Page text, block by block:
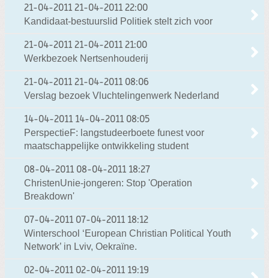
21-04-2011 21-04-2011 22:00
Kandidaat-bestuurslid Politiek stelt zich voor
21-04-2011 21-04-2011 21:00
Werkbezoek Nertsenhouderij
21-04-2011 21-04-2011 08:06
Verslag bezoek Vluchtelingenwerk Nederland
14-04-2011 14-04-2011 08:05
PerspectieF: langstudeerboete funest voor
maatschappelijke ontwikkeling student
08-04-2011 08-04-2011 18:27
ChristenUnie-jongeren: Stop 'Operation
Breakdown'
07-04-2011 07-04-2011 18:12
Winterschool ‘European Christian Political Youth
Network’ in Lviv, Oekraïne.
02-04-2011 02-04-2011 19:19